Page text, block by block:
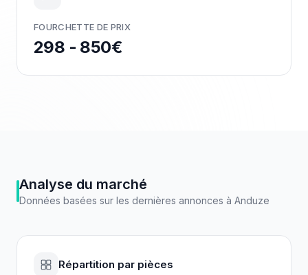
FOURCHETTE DE PRIX
298 - 850€
Analyse du marché
Données basées sur les dernières annonces à Anduze
Répartition par pièces